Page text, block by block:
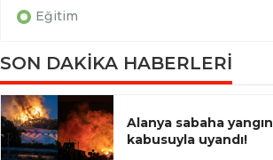
Eğitim
SON DAKİKA HABERLERİ
Alanya sabaha yangın
kabusuyla uyandı!